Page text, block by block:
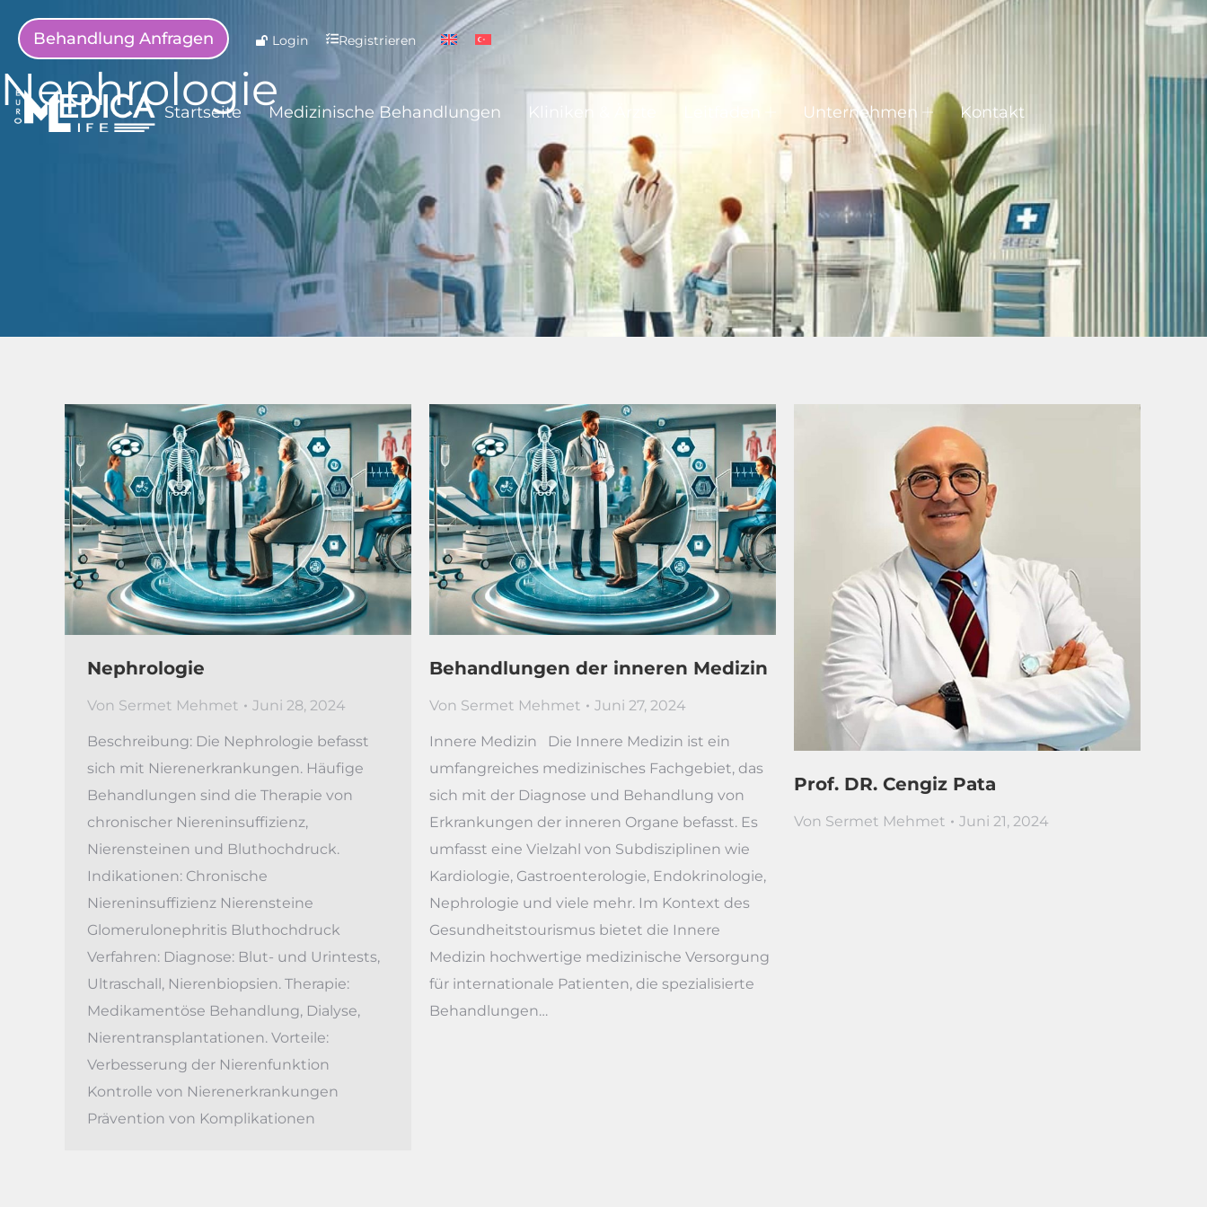
Behandlung Anfragen Login Registrieren
Startseite Medizinische Behandlungen Kliniken & Ärzte Unternehmen Kontakt
Nephrologie
Nephrologie
Von Sermet Mehmet Juni 28, 2024
Beschreibung: Die Nephrologie befasst
sich mit Nierenerkrankungen. Häufige
Behandlungen sind die Therapie von
chronischer Niereninsuffizienz,
Nierensteinen und Bluthochdruck.
Indikationen: Chronische
Niereninsuffizienz Nierensteine
Glomerulonephritis Bluthochdruck
Verfahren: Diagnose: Blut- und Urintests,
Ultraschall, Nierenbiopsien. Therapie:
Medikamentöse Behandlung, Dialyse,
Nierentransplantationen. Vorteile:
Verbesserung der Nierenfunktion
Kontrolle von Nierenerkrankungen
Prävention von Komplikationen
Behandlungen der inneren Medizin
Von Sermet Mehmet Juni 27, 2024
Innere Medizin Die Innere Medizin ist ein
umfangreiches medizinisches Fachgebiet, das
sich mit der Diagnose und Behandlung von
Erkrankungen der inneren Organe befasst. Es
umfasst eine Vielzahl von Subdisziplinen wie
Kardiologie, Gastroenterologie, Endokrinologie,
Nephrologie und viele mehr. Im Kontext des
Gesundheitstourismus bietet die Innere
Medizin hochwertige medizinische Versorgung
für internationale Patienten, die spezialisierte
Behandlungen…
Prof. DR. Cengiz Pata
Von Sermet Mehmet Juni 21, 2024